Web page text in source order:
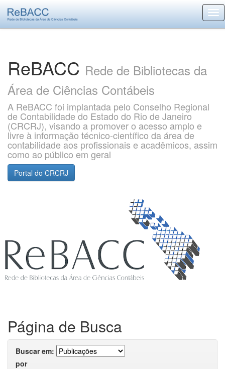
ReBACC Rede de Bibliotecas da
Área de Ciências Contábeis
A ReBACC foi implantada pelo Conselho Regional
de Contabilidade do Estado do Rio de Janeiro
(CRCRJ), visando a promover o acesso amplo e
livre à informação técnico-científico da área de
contabilidade aos profissionais e acadêmicos, assim
como ao público em geral
Portal do CRCRJ
Página de Busca
Buscar em:
por